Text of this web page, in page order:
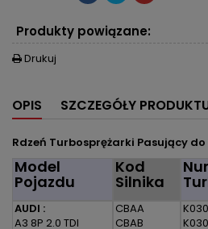
Produkty powiązane:
 Drukuj
OPIS SZCZEGÓŁY
Rdzeń Turbosprężarki Pasujący do
Model
Pojazdu
Kod
Silnika
AUDI :
A3 8P 2.0 TDI
CBAA
CBAB